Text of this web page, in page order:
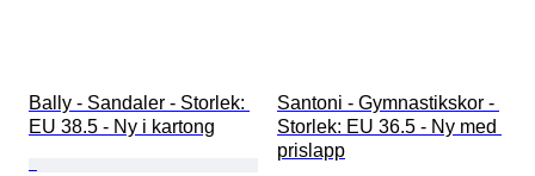
Bally - Sandaler - Storlek:
EU 38.5 - Ny i kartong
Santoni - Gymnastikskor -
Storlek: EU 36.5 - Ny med
prislapp